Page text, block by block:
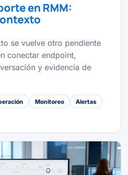
en RMM:
se vuelve otro pendiente
conectar endpoint,
y evidencia de
Monitoreo
Alertas